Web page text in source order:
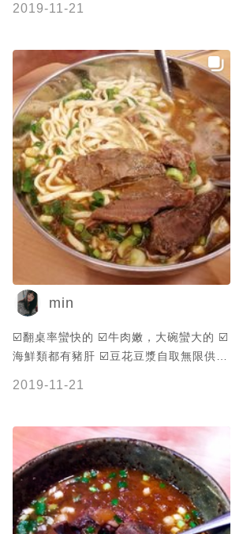
2019-11-21
min
☑️翻桌率蠻快的 ☑️牛肉嫩，大碗蠻大的 ☑️
海鮮類都有豬肝 ☑️豆花豆漿自取無限供應
2019-11-21